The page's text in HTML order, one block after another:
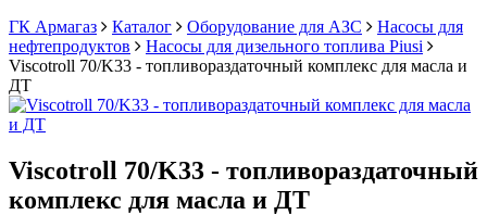
ГК Армагаз
Каталог Оборудование для АЗС
Насосы для
нефтепродуктов
Насосы для дизельного топлива Piusi
Viscotroll 70/K33 - топливораздаточный комплекс для масла и
ДТ
Viscotroll 70/K33 - топливораздаточный
комплекс для масла и ДТ